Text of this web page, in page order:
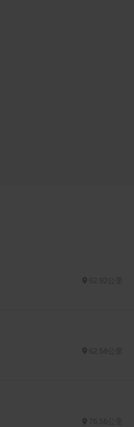
62.58公里
76.56公里